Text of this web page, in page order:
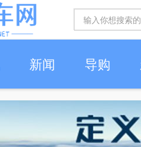
新闻 导购